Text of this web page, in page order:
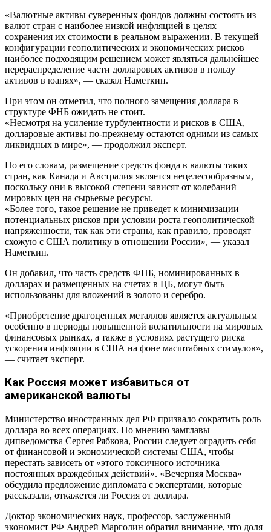
«Валютные активы суверенных фондов должны состоять из
валют стран с наиболее низкой инфляцией в целях
сохранения их стоимости в реальном выражении. В текущей
конфигурации геополитических и экономических рисков
наиболее подходящим решением может являться дальнейшее
перераспределение части долларовых активов в пользу
активов в юанях», — сказал Наметкин.
При этом он отметил, что полного замещения доллара в
структуре ФНБ ожидать не стоит.
«Несмотря на усиление турбулентности и рисков в США,
долларовые активы по-прежнему остаются одними из самых
ликвидных в мире», — продолжил эксперт.
По его словам, размещение средств фонда в валюты таких
стран, как Канада и Австралия является нецелесообразным,
поскольку они в высокой степени зависят от колебаний
мировых цен на сырьевые ресурсы.
«Более того, такое решение не приведет к минимизации
потенциальных рисков при условии роста геополитической
напряженности, так как эти страны, как правило, проводят
схожую с США политику в отношении России», — указал
Наметкин.
Он добавил, что часть средств ФНБ, номинированных в
долларах и размещенных на счетах в ЦБ, могут быть
использованы для вложений в золото и серебро.
«Приобретение драгоценных металлов является актуальным
особенно в периоды повышенной волатильности на мировых
финансовых рынках, а также в условиях растущего риска
ускорения инфляции в США на фоне масштабных стимулов»,
— считает эксперт.
Как Россия может избавиться от
американской валюты
Министерство иностранных дел РФ призвало сократить роль
доллара во всех операциях. По мнению замглавы
дипведомства Сергея Рябкова, России следует оградить себя
от финансовой и экономической системы США, чтобы
перестать зависеть от «этого токсичного источника
постоянных враждебных действий». «Вечерняя Москва»
обсудила предложение дипломата с экспертами, которые
рассказали, откажется ли Россия от доллара.
Доктор экономических наук, профессор, заслуженный
экономист РФ Андрей Марголин обратил внимание, что доля